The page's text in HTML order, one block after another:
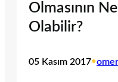
Olmasının
Olabilir?
05 Kasım 2017•omer